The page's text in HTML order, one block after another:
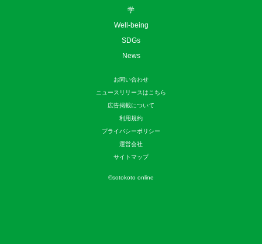
学
Well-being
SDGs
News
お問い合わせ
ニュースリリースはこちら
広告掲載について
利用規約
プライバシーポリシー
運営会社
サイトマップ
©sotokoto online